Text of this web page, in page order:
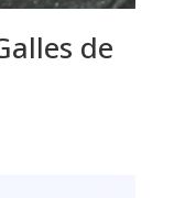
de